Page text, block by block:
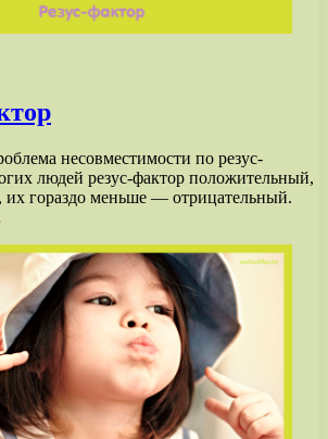
несовместимости по резус-
людей резус-фактор положительный,
их гораздо меньше — отрицательный.